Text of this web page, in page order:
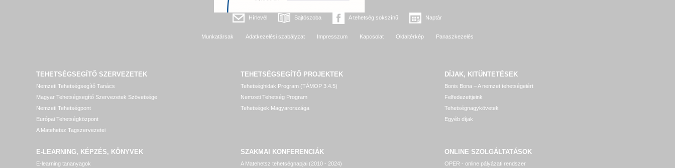
Hírlevél Sajtószoba A tehetség sokszínű Naptár
Munkatársak Adatkezelési szabályzat Impresszum Kapcsolat Oldaltérkép Panaszkezelés
TEHETSÉGSEGÍTŐ SZERVEZETEK
Nemzeti Tehetségsegítő Tanács
Magyar Tehetségsegítő Szervezetek Szövetsége
Nemzeti Tehetségpont
Európai Tehetségközpont
A Matehetsz Tagszervezetei
TEHETSÉGSEGÍTŐ PROJEKTEK
Tehetséghidak Program (TÁMOP 3.4.5)
Nemzeti Tehetség Program
Tehetségek Magyarországa
DÍJAK, KITÜNTETÉSEK
Bonis Bona – A nemzet tehetségeiért
Felfedezettjeink
Tehetségnagykövetek
Egyéb díjak
E-LEARNING, KÉPZÉS, KÖNYVEK
E-learning tananyagok
SZAKMAI KONFERENCIÁK
A Matehetsz tehetségnapjai (2010 - 2024)
ONLINE SZOLGÁLTATÁSOK
OPER - online pályázati rendszer